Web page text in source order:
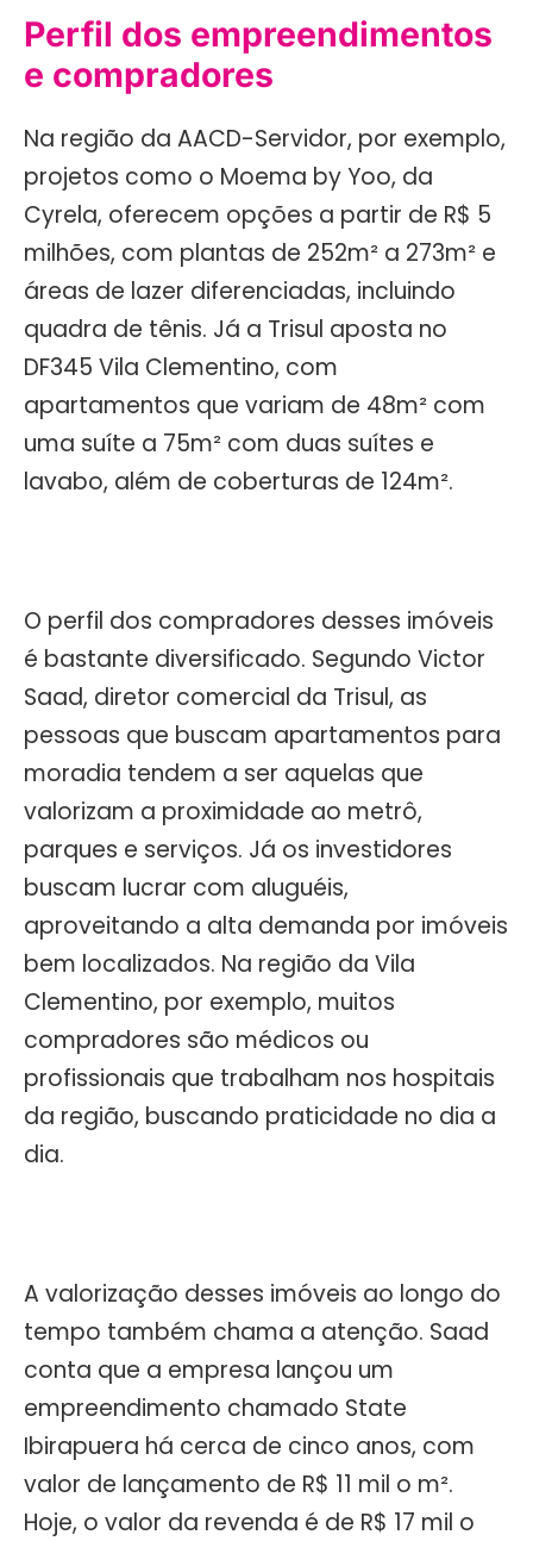
Perfil dos empreendimentos
e compradores
Na região da AACD-Servidor, por exemplo,
projetos como o Moema by Yoo, da
Cyrela, oferecem opções a partir de R$ 5
milhões, com plantas de 252m² a 273m² e
áreas de lazer diferenciadas, incluindo
quadra de tênis. Já a Trisul aposta no
DF345 Vila Clementino, com
apartamentos que variam de 48m² com
uma suíte a 75m² com duas suítes e
lavabo, além de coberturas de 124m².
O perfil dos compradores desses imóveis
é bastante diversificado. Segundo Victor
Saad, diretor comercial da Trisul, as
pessoas que buscam apartamentos para
moradia tendem a ser aquelas que
valorizam a proximidade ao metrô,
parques e serviços. Já os investidores
buscam lucrar com aluguéis,
aproveitando a alta demanda por imóveis
bem localizados. Na região da Vila
Clementino, por exemplo, muitos
compradores são médicos ou
profissionais que trabalham nos hospitais
da região, buscando praticidade no dia a
dia.
A valorização desses imóveis ao longo do
tempo também chama a atenção. Saad
conta que a empresa lançou um
empreendimento chamado State
Ibirapuera há cerca de cinco anos, com
valor de lançamento de R$ 11 mil o m².
Hoje, o valor da revenda é de R$ 17 mil o